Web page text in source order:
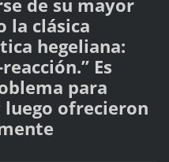
la clásica
hegeliana:
Es
para
luego ofrecieron